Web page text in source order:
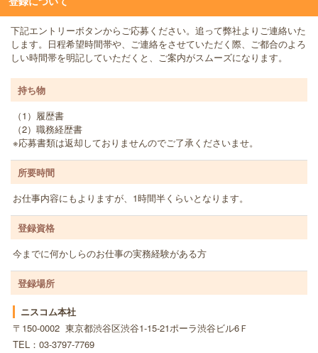
下記エントリーボタンからご応募ください。追って弊社よりご連絡いた
します。日程希望時間帯や、ご連絡をさせていただく際、ご都合のよろ
しい時間帯を明記していただくと、ご案内がスムーズになります。
持ち物
（1）履歴書
（2）職務経歴書
※応募書類は返却しておりませんのでご了承くださいませ。
所要時間
お仕事内容にもよりますが、1時間半くらいとなります。
登録資格
今までに何かしらのお仕事の実務経験がある方
登録場所
ニスコム本社
〒150-0002 東京都渋谷区渋谷1-15-21ポーラ渋谷ビル6Ｆ
TEL：03-3797-7769